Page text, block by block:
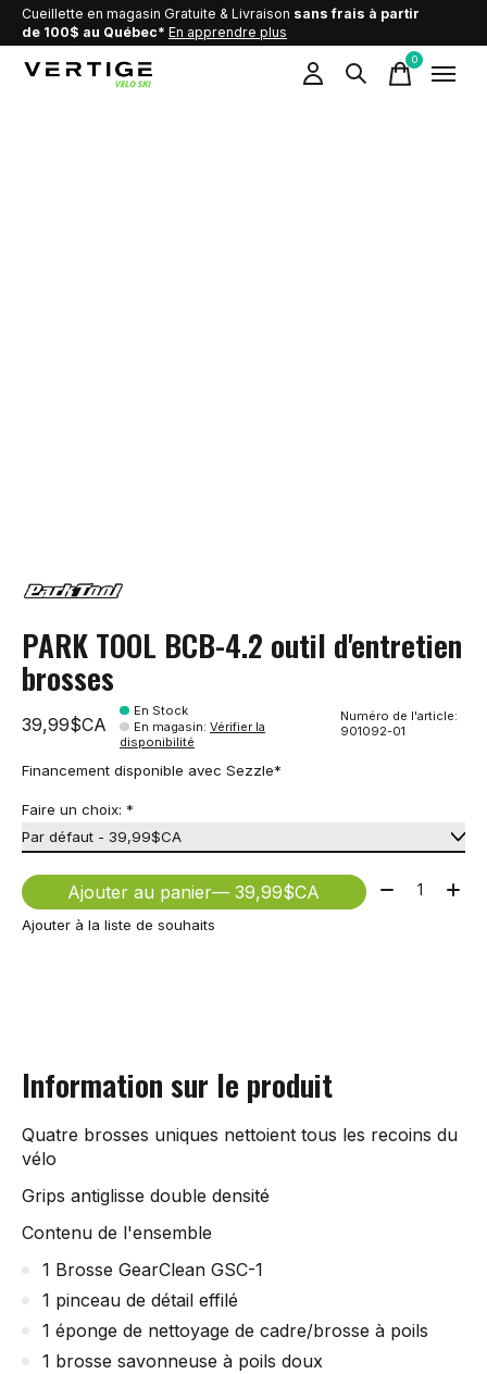
Cueillette en magasin Gratuite & Livraison sans frais à partir
de 100$ au Québec* En apprendre plus
0items
PARK TOOL BCB-4.2 outil d'entretien
brosses
39,99$CA
En Stock
En magasin:Vérifier la
disponibilité
Numéro de l'article:
901092-01
Financement disponible avec Sezzle*
Faire un choix: *
Ajouter au panier — 39,99$CA Quantité:
Ajouter à la liste de souhaits
Information sur le produit
Quatre brosses uniques nettoient tous les recoins du
vélo
Grips antiglisse double densité
Contenu de l'ensemble
1 Brosse GearClean GSC-1
1 pinceau de détail effilé
1 éponge de nettoyage de cadre/brosse à poils
1 brosse savonneuse à poils doux